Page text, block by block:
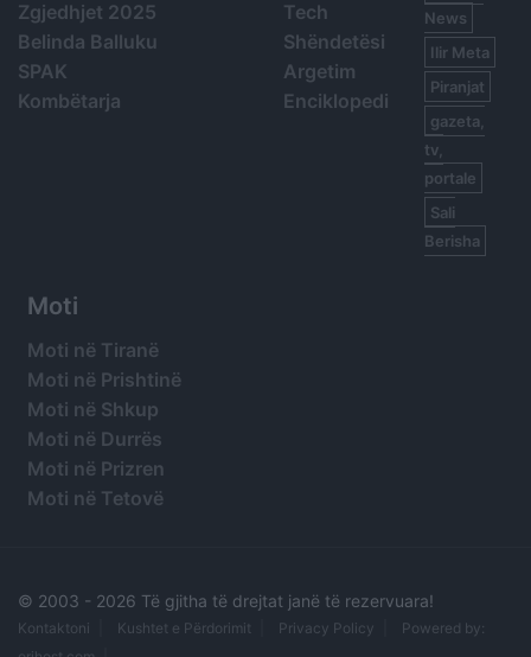
Zgjedhjet 2025
Belinda Balluku
SPAK
Kombëtarja
Tech
Shëndetësi
Argetim
Enciklopedi
News
Ilir Meta
Piranjat
gazeta,
tv,
portale
Sali
Berisha
Moti
Moti në Tiranë
Moti në Prishtinë
Moti në Shkup
Moti në Durrës
Moti në Prizren
Moti në Tetovë
© 2003 - 2026 Të gjitha të drejtat janë të rezervuara!
Kontaktoni Kushtet e Përdorimit Privacy Policy
Powered by: